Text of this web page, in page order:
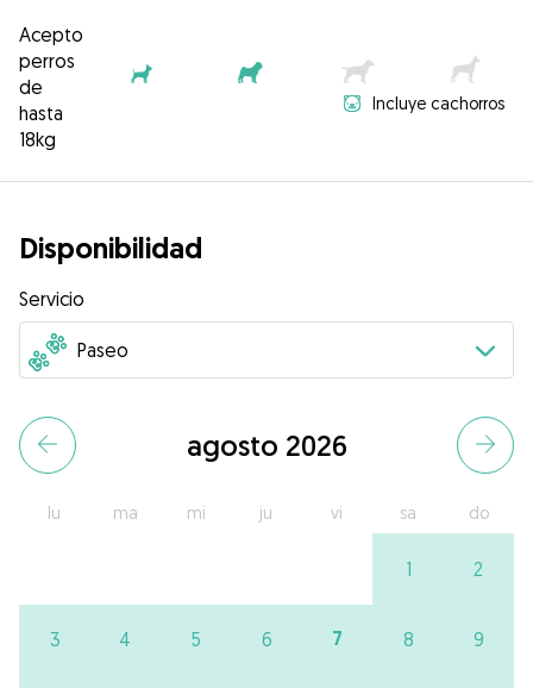
Acepto
perros
de
hasta
18kg
Incluye cachorros
Disponibilidad
Servicio
agosto 2026
lu ma mi ju vi sa do
1 2
3 4 5 6 7 8 9